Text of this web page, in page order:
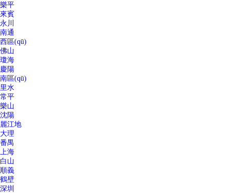
樂平
來賓
永川
南通
西區(qū)
佛山
瓊海
慶陽
南區(qū)
里水
常平
樂山
沈陽
麗江地
大理
番禺
上海
白山
順義
鶴壁
深圳